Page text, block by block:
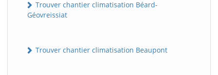
Trouver chantier climatisation Béard-
Géovreissiat
Trouver chantier climatisation Beaupont